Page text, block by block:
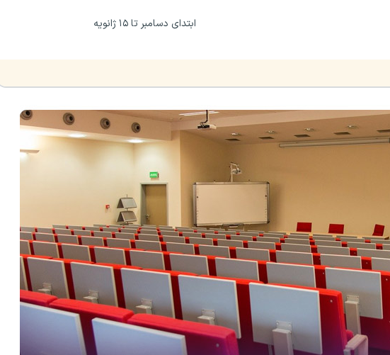
ابتدای دسامبر تا ۱۵ ژانویه